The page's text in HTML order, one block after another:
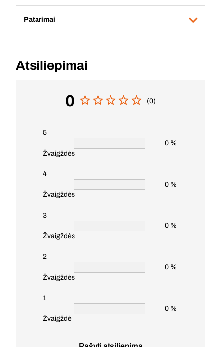
Patarimai
Atsiliepimai
0 (0)
5
Žvaigždės
0 %
4
Žvaigždės
0 %
3
Žvaigždės
0 %
2
Žvaigždės
0 %
1
Žvaigždė
0 %